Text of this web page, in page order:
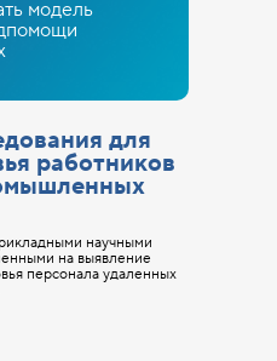
для
работников
модель
научными
на выявление
персонала удаленных